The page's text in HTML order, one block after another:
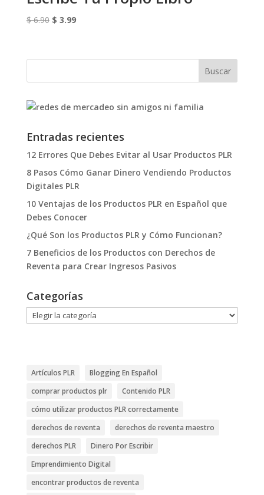
$6.90 El
era:
$ 3.99El
es:
Entradas recientes
12 Errores Que Debes Evitar al Usar Productos PLR
8 Pasos Cómo Ganar Dinero Vendiendo Productos
Digitales PLR
10 Ventajas de los Productos PLR en Español que
Debes Conocer
¿Qué Son los Productos PLR y Cómo Funcionan?
7 Beneficios de los Productos con Derechos de
Reventa para Crear Ingresos Pasivos
Categorías
Categorías
Artículos PLR
Blogging En Español
comprar productos plr
Contenido PLR
cómo utilizar productos PLR correctamente
derechos de reventa
derechos de reventa maestro
derechos PLR
Dinero Por Escribir
Emprendimiento Digital
encontrar productos de reventa